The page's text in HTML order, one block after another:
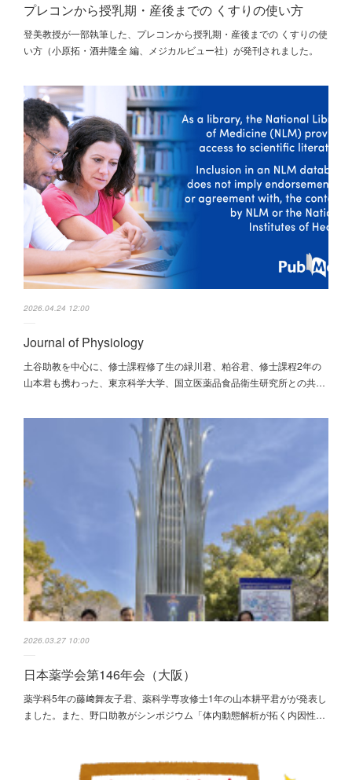
プレコンから授乳期・産後までの くすりの使い方
登美教授が一部執筆した、プレコンから授乳期・産後までの くすりの使
い方（小原拓・酒井隆全 編、メジカルビュー社）が発刊されました。
2026.04.24 12:00
Journal of Physiology
土谷助教を中心に、修士課程修了生の緑川君、粕谷君、修士課程2年の
山本君も携わった、東京科学大学、国立医薬品食品衛生研究所との共…
2026.03.27 10:00
日本薬学会第146年会（大阪）
薬学科5年の藤﨑舞友子君、薬科学専攻修士1年の山本耕平君がが発表し
ました。また、野口助教がシンポジウム「体内動態解析が拓く内因性…